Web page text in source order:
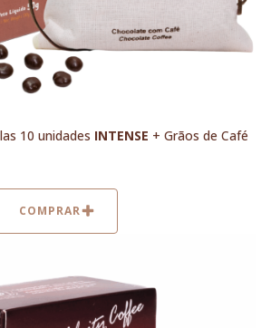
10 unidades INTENSE + Grãos de Café
COMPRAR